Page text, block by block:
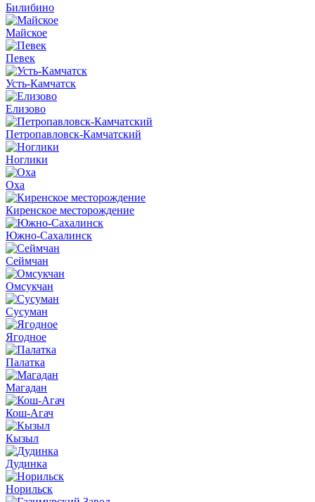
Билибино
Майское
Певек
Усть-Камчатск
Елизово
Петропавловск-Камчатский
Ноглики
Оха
Киренское месторождение
Южно-Сахалинск
Сеймчан
Омсукчан
Сусуман
Ягодное
Палатка
Магадан
Кош-Агач
Кызыл
Дудинка
Норильск